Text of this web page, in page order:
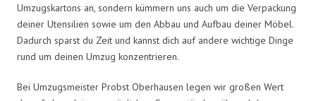
Umzugskartons an, sondern kümmern uns auch um die Verpackung
deiner Utensilien sowie um den Abbau und Aufbau deiner Möbel.
Dadurch sparst du Zeit und kannst dich auf andere wichtige Dinge
rund um deinen Umzug konzentrieren.
Bei Umzugsmeister Probst Oberhausen legen wir großen Wert